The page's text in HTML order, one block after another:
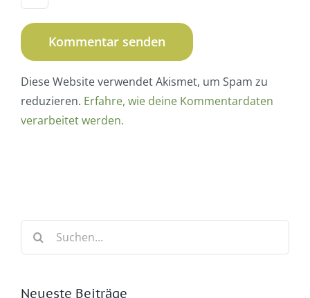
Diese Website verwendet Akismet, um Spam zu
reduzieren. Erfahre, wie deine Kommentardaten
verarbeitet werden.
Suche
Neueste Beiträge